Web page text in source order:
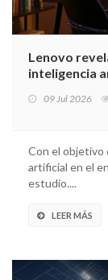
Lenovo
inteligencia
09 Jul 2026
Con el objetivo
artificial en el
estudio....
LEER MÁS